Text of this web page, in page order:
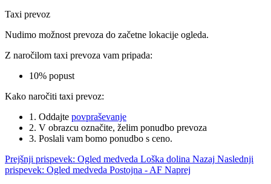
Taxi prevoz
Nudimo možnost prevoza do začetne lokacije ogleda.
Z naročilom taxi prevoza vam pripada:
10% popust
Kako naročiti taxi prevoz:
1. Oddajte povpraševanje
2. V obrazcu označite, želim ponudbo prevoza
3. Poslali vam bomo ponudbo s ceno.
Prejšnji prispevek: Ogled medveda Loška dolina Nazaj Naslednji
prispevek: Ogled medveda Postojna - AF Naprej